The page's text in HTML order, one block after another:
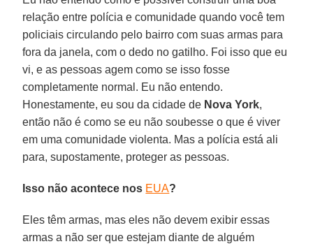
relação entre polícia e comunidade quando você tem
policiais circulando pelo bairro com suas armas para
fora da janela, com o dedo no gatilho. Foi isso que eu
vi, e as pessoas agem como se isso fosse
completamente normal. Eu não entendo.
Honestamente, eu sou da cidade de Nova York,
então não é como se eu não soubesse o que é viver
em uma comunidade violenta. Mas a polícia está ali
para, supostamente, proteger as pessoas.
Isso não acontece nos EUA?
Eles têm armas, mas eles não devem exibir essas
armas a não ser que estejam diante de alguém